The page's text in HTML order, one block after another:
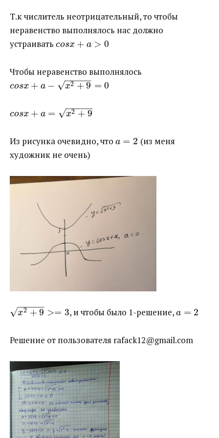
Т.к числитель неотрицательный, то чтобы
неравенство выполнялось нас должно
устраивать ​ cosx + a > 0
Чтобы неравенство выполнялось ​
cosx + a − x2 + 9
− −
−−−
√ = 0
cosx + a = x2 + 9
− −
−−−
√
Из рисунка очевидно, что ​ a = 2 ​ (из меня
художник не очень)
x2 + 9
− −
−−−
√ >= 3​, и чтобы было 1-решение, ​a = 2
Решение от пользователя rafack12@gmail.com